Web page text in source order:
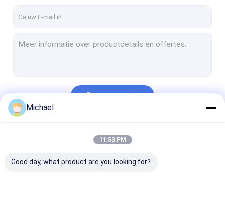
Doorgaan
Michael
11:53 PM
Good day, what product are you looking for?